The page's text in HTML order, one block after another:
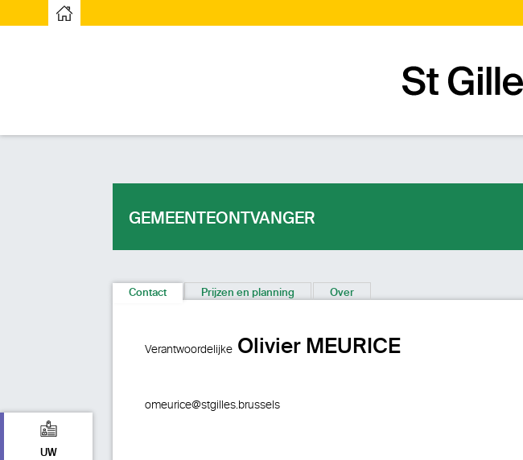
Startpagina
UW
GEMEENTEONTVANGER
Contact Prijzen en planning Over
Verantwoordelijke Olivier MEURICE
omeurice@stgilles.brussels